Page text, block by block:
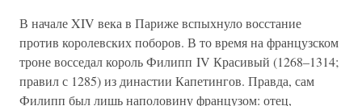
В начале XIV века в Париже вспыхнуло восстание
против королевских поборов. В то время на французском
троне восседал король Филипп IV Красивый (1268–1314;
правил с 1285) из династии Капетингов. Правда, сам
Филипп был лишь наполовину французом: отец,